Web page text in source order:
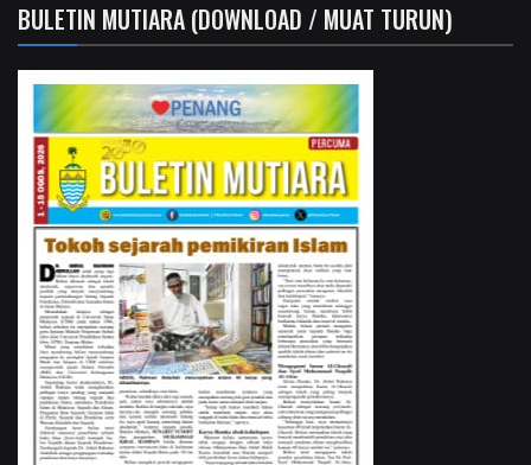
BULETIN MUTIARA (DOWNLOAD / MUAT TURUN)